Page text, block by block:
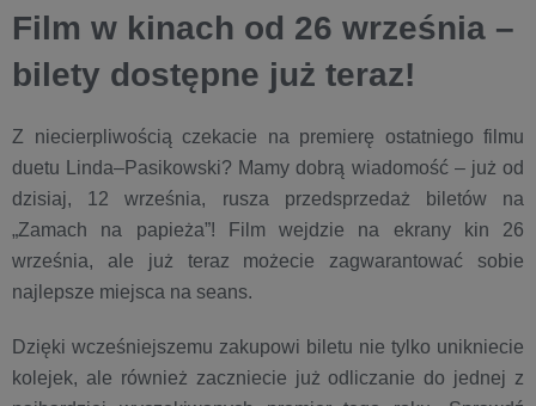
Film w kinach od 26 września –
bilety dostępne już teraz!
Z niecierpliwością czekacie na premierę ostatniego filmu
duetu Linda–Pasikowski? Mamy dobrą wiadomość – już od
dzisiaj, 12 września, rusza przedsprzedaż biletów na
„Zamach na papieża”! Film wejdzie na ekrany kin 26
września, ale już teraz możecie zagwarantować sobie
najlepsze miejsca na seans.
Dzięki wcześniejszemu zakupowi biletu nie tylko unikniecie
kolejek, ale również zaczniecie już odliczanie do jednej z